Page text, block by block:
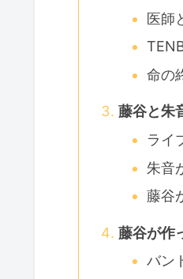
医師
命の
藤谷と朱
ライ
朱音
藤谷
藤谷が作
バン